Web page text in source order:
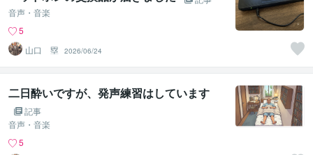
音声・音楽
5
山口 塁
2026/06/24
二日酔いですが、発声練習はしています
記事
音声・音楽
5